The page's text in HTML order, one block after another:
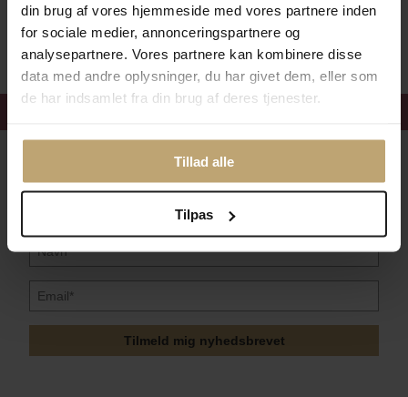
din brug af vores hjemmeside med vores partnere inden
for sociale medier, annonceringspartnere og
analysepartnere. Vores partnere kan kombinere disse
data med andre oplysninger, du har givet dem, eller som
de har indsamlet fra din brug af deres tjenester.
Tillad alle
Tilpas
Sikker Og Tryg E-Handel
velkomstrabat
Følg med i vores nyhedsbrev
Læs mere her
Tilmeld mig nyhedsbrevet